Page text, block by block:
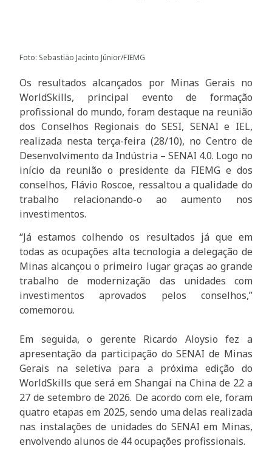
Foto: Sebastião Jacinto Júnior/FIEMG
Os resultados alcançados por Minas Gerais no
WorldSkills, principal evento de formação
profissional do mundo, foram destaque na reunião
dos Conselhos Regionais do SESI, SENAI e IEL,
realizada nesta terça-feira (28/10), no Centro de
Desenvolvimento da Indústria – SENAI 4.0. Logo no
início da reunião o presidente da FIEMG e dos
conselhos, Flávio Roscoe, ressaltou a qualidade do
trabalho relacionando-o ao aumento nos
investimentos.
“Já estamos colhendo os resultados já que em
todas as ocupações alta tecnologia a delegação de
Minas alcançou o primeiro lugar graças ao grande
trabalho de modernização das unidades com
investimentos aprovados pelos conselhos,”
comemorou.
Em seguida, o gerente Ricardo Aloysio fez a
apresentação da participação do SENAI de Minas
Gerais na seletiva para a próxima edição do
WorldSkills que será em Shangai na China de 22 a
27 de setembro de 2026. De acordo com ele, foram
quatro etapas em 2025, sendo uma delas realizada
nas instalações de unidades do SENAI em Minas,
envolvendo alunos de 44 ocupações profissionais.